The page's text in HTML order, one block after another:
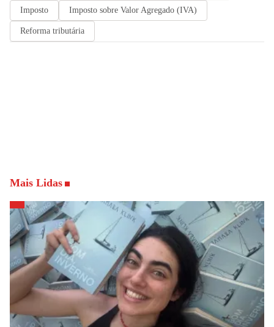
Imposto Imposto sobre Valor Agregado (IVA)
Reforma tributária
Mais Lidas